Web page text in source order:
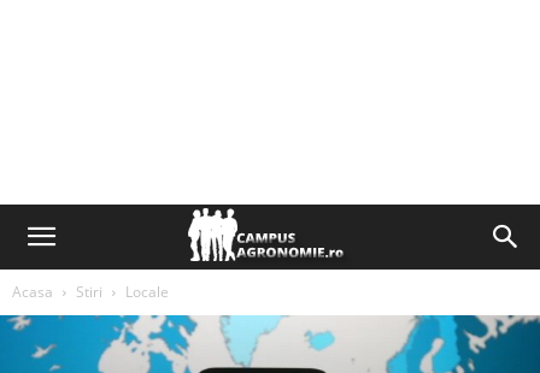
Acasa Stiri Locale